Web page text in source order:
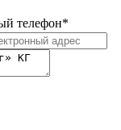
телефон*